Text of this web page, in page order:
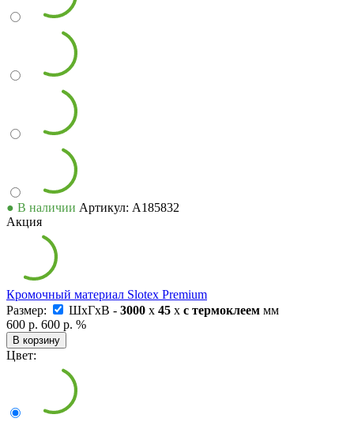
● В наличии Артикул: А185832
Акция
Кромочный материал Slotex Premium
Размер:
ШxГxВ - 3000 x 45 x с термоклеем мм
600 р. 600 р. %
В корзину
Цвет: